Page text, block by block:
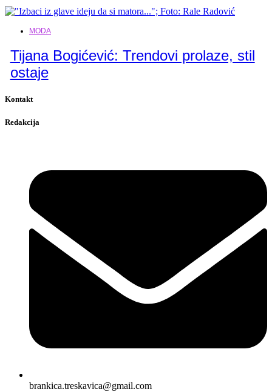
MODA
Tijana Bogićević: Trendovi prolaze, stil
ostaje
Kontakt
Redakcija
brankica.treskavica@gmail.com